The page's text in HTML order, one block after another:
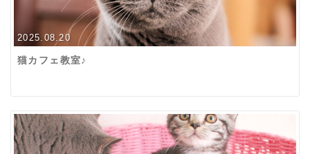
2025.08.20
猫カフェ教室♪